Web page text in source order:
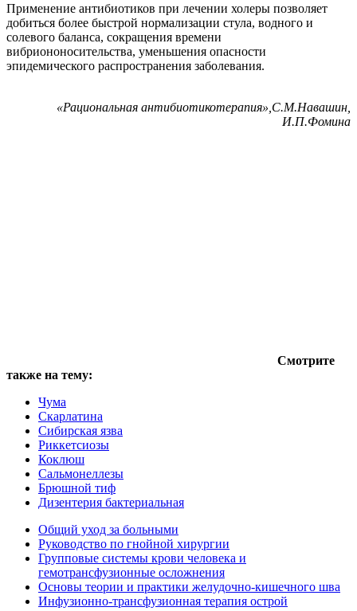
Применение антибиотиков при лечении холеры позволяет
добиться более быстрой нормализации стула, водного и
солевого баланса, сокращения времени
вибриононосительства, уменьшения опасности
эпидемического распространения заболевания.
«Рациональная антибиотикотерапия»,С.М.Навашин,
И.П.Фомина
Смотрите
также на тему:
Чума
Скарлатина
Сибирская язва
Риккетсиозы
Коклюш
Сальмонеллезы
Брюшной тиф
Дизентерия бактериальная
Общий уход за больными
Руководство по гнойной хирургии
Групповые системы крови человека и
гемотрансфузионные осложнения
Основы теории и практики желудочно-кишечного шва
Инфузионно-трансфузионная терапия острой